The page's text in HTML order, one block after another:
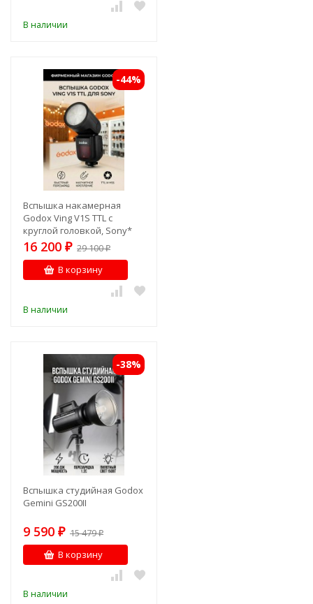
В наличии
-44%
Вспышка накамерная
Godox Ving V1S TTL с
круглой головкой, Sony*
16 200 ₽ 29 100₽
В корзину
В наличии
-38%
Вспышка студийная Godox
Gemini GS200II
9 590 ₽ 15 479₽
В корзину
В наличии